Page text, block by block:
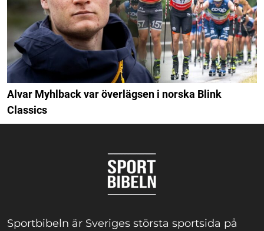
Alvar Myhlback var överlägsen i norska Blink
Classics
Sportbibeln är Sveriges största sportsida på